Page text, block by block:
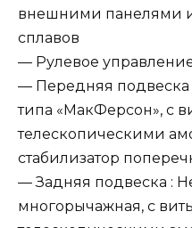
внешними панелями
сплавов
— Рулевое
— Передняя подвеска
типа «МакФерсон», с
телескопическими
стабилизатор
— Задняя подвеска :
многорычажная, с